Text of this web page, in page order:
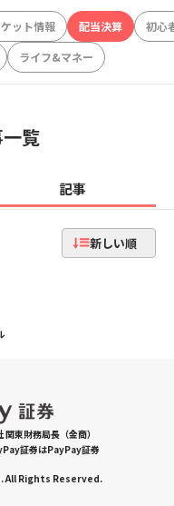
ット情報 配当決算
初心
ライフ&マネー
覧
記事
新しい順
東財務局長（金商）
証券はPayPay証券
Rights Reserved.